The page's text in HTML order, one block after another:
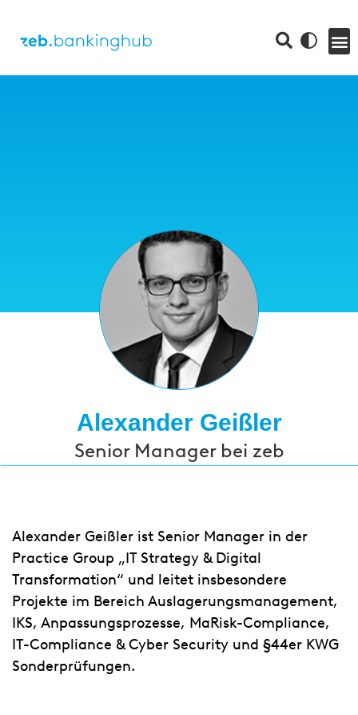
Alexander Geißler
Senior Manager bei zeb
Alexander Geißler ist Senior Manager in der
Practice Group „IT Strategy & Digital
Transformation“ und leitet insbesondere
Projekte im Bereich Auslagerungsmanagement,
IKS, Anpassungsprozesse, MaRisk-Compliance,
IT-Compliance & Cyber Security und §44er KWG
Sonderprüfungen.